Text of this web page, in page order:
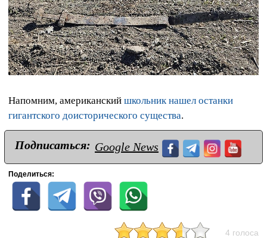
Напомним, американский школьник нашел останки
гигантского доисторического существа.
Подписаться: Google News
Поделиться:
4 голоса